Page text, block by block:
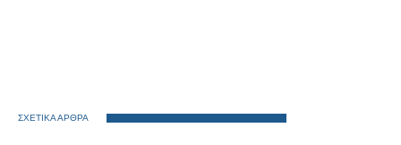
ΣΧΕΤΙΚΑ ΑΡΘΡΑ